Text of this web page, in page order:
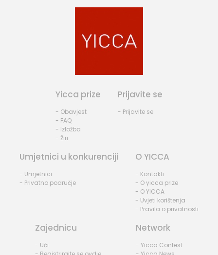
Yicca prize
- Obavjest
- FAQ
- Izložba
- Žiri
Prijavite se
- Prijavite se
Umjetnici u konkurenciji
- Umjetnici
- Privatno područje
O YICCA
- Kontakti
- O yicca prize
- O YICCA
- Uvjeti korištenja
- Pravila o privatnosti
Zajednicu
- Ući
Network
- Yicca Contest